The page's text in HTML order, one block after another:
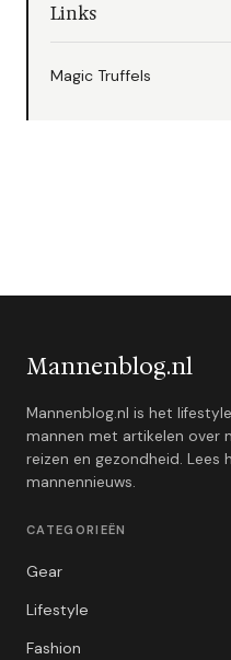
Links
Magic Truffels
Mannenblog.nl
Mannenblog.nl is het
mannen met artikelen over
reizen en gezondheid. Lees
mannennieuws.
CATEGORIEËN
Gear
Lifestyle
Fashion